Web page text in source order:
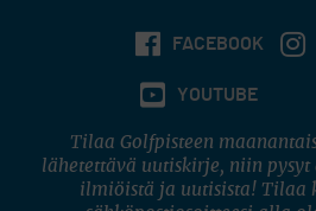
FACEBOOK
YOUTUBE
Tilaa Golfpisteen
lähetettävä uutiskirje, niin
ilmiöistä ja uutisista! Tilaa